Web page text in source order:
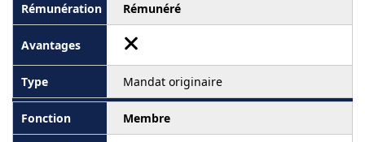
Rémunéré
Mandat originaire
Membre